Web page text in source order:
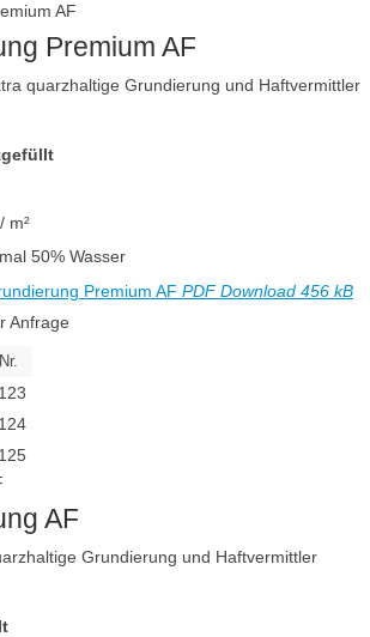
Premium AF
quarzhaltige Grundierung und Haftvermittler
m²
50% Wasser
Premium AF PDF Download 456 kB
Anfrage
AF
Grundierung und Haftvermittler